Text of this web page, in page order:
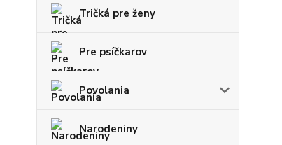
Tričká pre ženy
Pre psíčkarov
Povolania
Narodeniny